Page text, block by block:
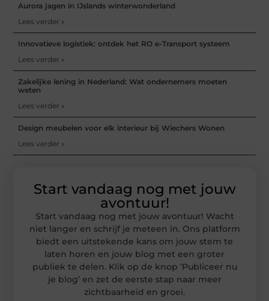
Aurora jagen in IJslands winterwonderland
Lees verder »
Innovatieve logistiek: ontdek het RO e-Transport systeem
Lees verder »
Zakelijke lening in Nederland: Wat ondernemers moeten
weten
Lees verder »
Design meubelen voor elk interieur bij Wiechers Wonen
Lees verder »
Start vandaag nog met jouw
avontuur!
Start vandaag nog met jouw avontuur! Wacht
niet langer en schrijf je meteen in. Ons platform
biedt een uitstekende kans om jouw stem te
laten horen en jouw blog met een groter
publiek te delen. Klik op de knop ‘Publiceer nu
je blog’ en zet de eerste stap naar meer
zichtbaarheid en groei.